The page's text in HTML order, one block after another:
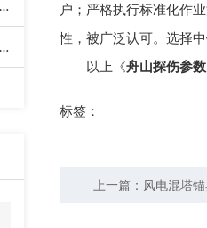
户；严格执行标准化作
性，被广泛认可。选择
以上《舟山探伤参
标签：
上一篇： 风电混塔锚